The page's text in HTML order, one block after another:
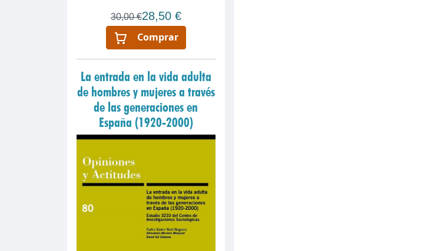
30,00 €28,50 €
Comprar
La entrada en la vida adulta
de hombres y mujeres a través
de las generaciones en
España (1920-2000)